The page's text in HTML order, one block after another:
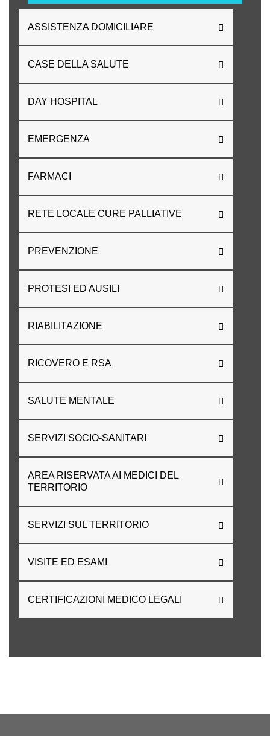
ASSISTENZA DOMICILIARE
CASE DELLA SALUTE
DAY HOSPITAL
EMERGENZA
FARMACI
RETE LOCALE CURE PALLIATIVE
PREVENZIONE
PROTESI ED AUSILI
RIABILITAZIONE
RICOVERO E RSA
SALUTE MENTALE
SERVIZI SOCIO-SANITARI
AREA RISERVATA AI MEDICI DEL
TERRITORIO
SERVIZI SUL TERRITORIO
VISITE ED ESAMI
CERTIFICAZIONI MEDICO LEGALI